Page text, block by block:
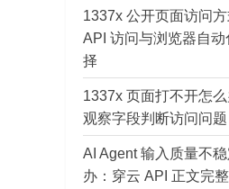
1337x 公开页面访问方
API 访问与浏览器自
择
1337x 页面打不开怎
观察字段判断访问问题
AI Agent 输入质量不
办：穿云 API 正文完整